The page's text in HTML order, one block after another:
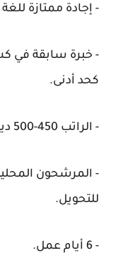
- إجادة ممتازة للغة
كحد أدنى.
- الراتب 450-500 دينار كويتي
للتحويل.
- 6 أيام عمل.